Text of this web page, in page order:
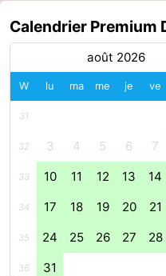
Hollands
Noordwijk
-
Scheveningen
La
-
Rockanje
Météo
Contact
Calendrier Premium
août 2026
W lu ma me je ve
31
32 3 4 5 6 7
33 10 11 12 13 14
34 17 18 19 20 21
35 24 25 26 27 28
36 31